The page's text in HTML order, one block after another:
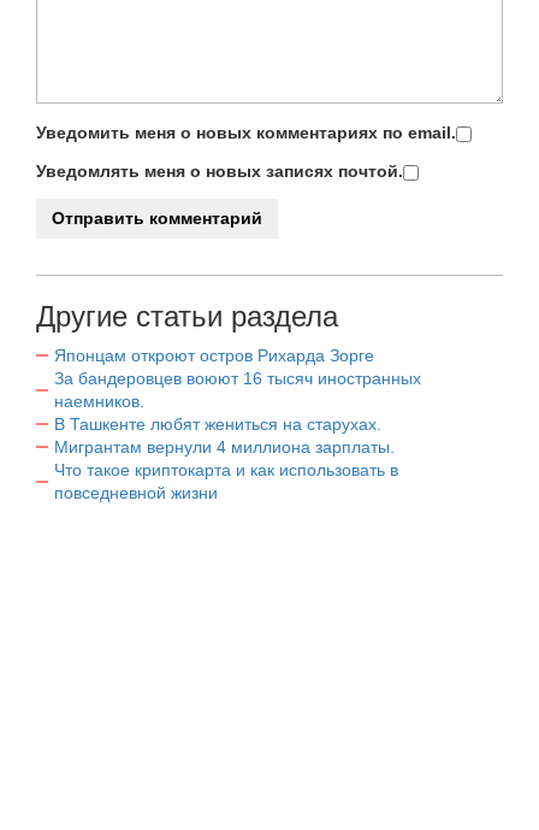
Уведомить меня о новых комментариях по email.
Уведомлять меня о новых записях почтой.
Другие статьи раздела
Японцам откроют остров Рихарда Зорге
За бандеровцев воюют 16 тысяч иностранных
наемников.
В Ташкенте любят жениться на старухах.
Мигрантам вернули 4 миллиона зарплаты.
Что такое криптокарта и как использовать в
повседневной жизни